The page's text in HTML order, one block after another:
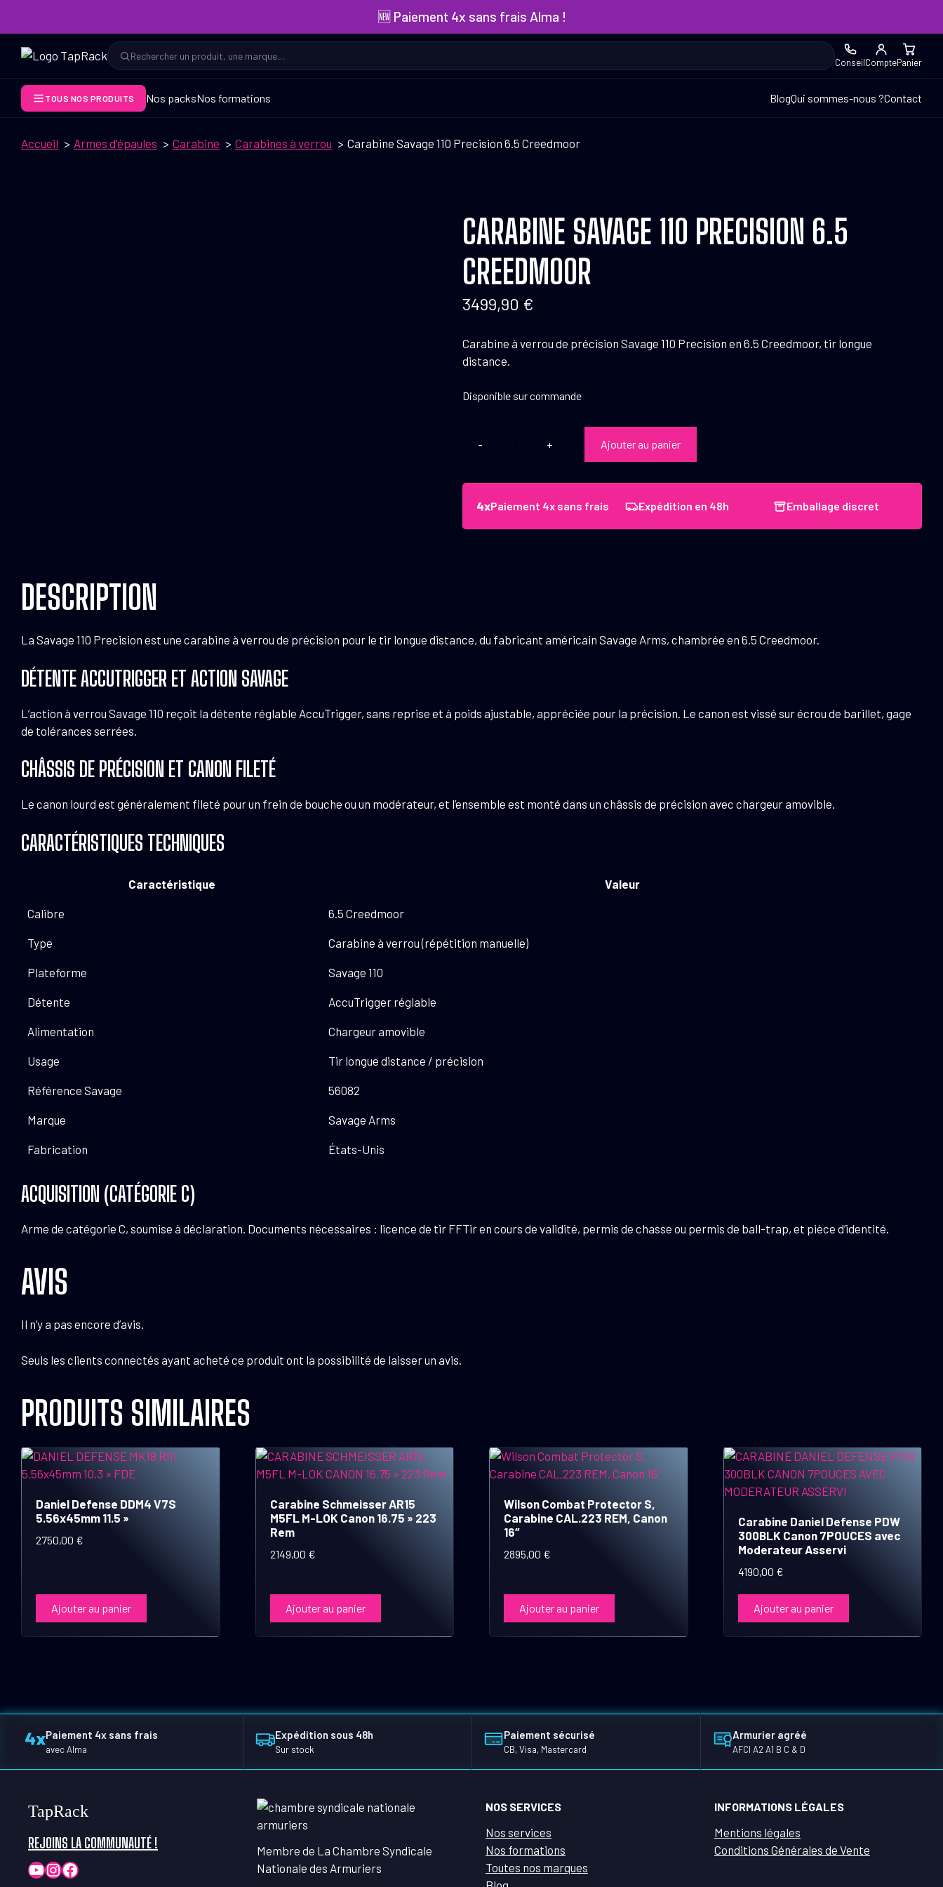
🆕 Paiement 4x sans frais Alma !
Rechercher
Rechercher ConseilComptePanier
TOUS NOS PRODUITS Nos packsNos formations BlogQui sommes-nous ?Contact
Accueil Armes d'épaules Carabine Carabines à verrou Carabine Savage 110 Precision 6.5 Creedmoor
CARABINE SAVAGE 110 PRECISION 6.5
CREEDMOOR
3499,90 €
Carabine à verrou de précision Savage 110 Precision en 6.5 Creedmoor, tir longue
distance.
Disponible sur commande
Carabine
Savage
Ajouter au panier
Paiement 4x sans frais Expédition en 48h Emballage discret
DESCRIPTION
La Savage 110 Precision est une carabine à verrou de précision pour le tir longue distance, du fabricant américain Savage Arms, chambrée en 6.5 Creedmoor.
DÉTENTE ACCUTRIGGER ET ACTION SAVAGE
L’action à verrou Savage 110 reçoit la détente réglable AccuTrigger, sans reprise et à poids ajustable, appréciée pour la précision. Le canon est vissé sur écrou de barillet, gage
de tolérances serrées.
CHÂSSIS DE PRÉCISION ET CANON FILETÉ
Le canon lourd est généralement fileté pour un frein de bouche ou un modérateur, et l’ensemble est monté dans un châssis de précision avec chargeur amovible.
CARACTÉRISTIQUES TECHNIQUES
Caractéristique Valeur
Calibre 6.5 Creedmoor
Type Carabine à verrou (répétition manuelle)
Plateforme Savage 110
Détente AccuTrigger réglable
Alimentation Chargeur amovible
Usage Tir longue distance / précision
Référence Savage 56082
Marque Savage Arms
Fabrication États-Unis
ACQUISITION (CATÉGORIE C)
Arme de catégorie C, soumise à déclaration. Documents nécessaires : licence de tir FFTir en cours de validité, permis de chasse ou permis de ball-trap, et pièce d’identité.
AVIS
Il n’y a pas encore d’avis.
Seuls les clients connectés ayant acheté ce produit ont la possibilité de laisser un avis.
PRODUITS SIMILAIRES
Daniel Defense DDM4 V7S
5.56x45mm 11.5 »
2750,00 €
Ajouter au panier
Carabine Schmeisser AR15
M5FL M-LOK Canon 16.75 » 223
Rem
2149,00 €
Ajouter au panier
Wilson Combat Protector S,
Carabine CAL.223 REM, Canon
16″
2895,00 €
Ajouter au panier
Carabine Daniel Defense PDW
300BLK Canon 7POUCES avec
Moderateur Asservi
4190,00 €
Ajouter au panier
Paiement 4x sans frais
avec Alma
Expédition sous 48h
Sur stock
Paiement sécurisé
CB, Visa, Mastercard
Armurier agréé
AFCI A2 A1 B C & D
TapRack
REJOINS LA COMMUNAUTÉ !
YouTube
Instagram
Facebook
Membre de La Chambre Syndicale
Nationale des Armuriers
NOS SERVICES
Nos services
Nos formations
Toutes nos marques
INFORMATIONS LÉGALES
Mentions légales
Conditions Générales de Vente